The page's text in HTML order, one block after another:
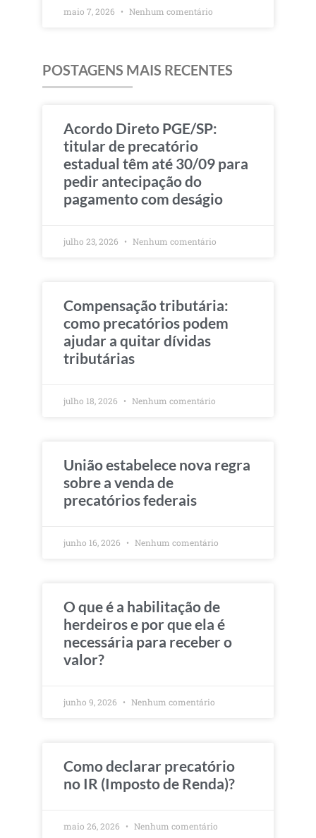
maio 7, 2026 Nenhum comentário
POSTAGENS MAIS RECENTES
Acordo Direto PGE/SP:
titular de precatório
estadual têm até 30/09 para
pedir antecipação do
pagamento com deságio
julho 23, 2026 Nenhum comentário
Compensação tributária:
como precatórios podem
ajudar a quitar dívidas
tributárias
julho 18, 2026 Nenhum comentário
União estabelece nova regra
sobre a venda de
precatórios federais
junho 16, 2026 Nenhum comentário
O que é a habilitação de
herdeiros e por que ela é
necessária para receber o
valor?
junho 9, 2026 Nenhum comentário
Como declarar precatório
no IR (Imposto de Renda)?
maio 26, 2026 Nenhum comentário